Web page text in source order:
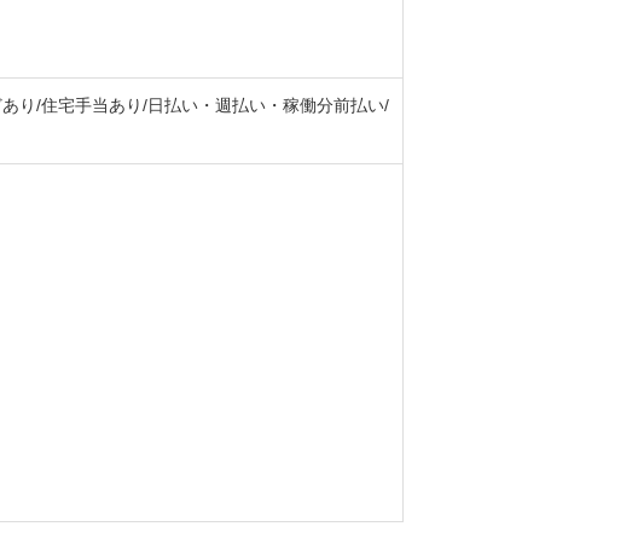
り/住宅手当あり/日払い・週払い・稼働分前払い/